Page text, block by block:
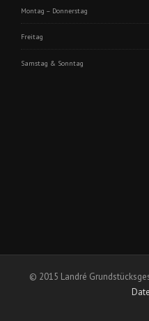
Montag – Donnerstag
Freitag
Samstag & Sonntag
© 2015 Landré